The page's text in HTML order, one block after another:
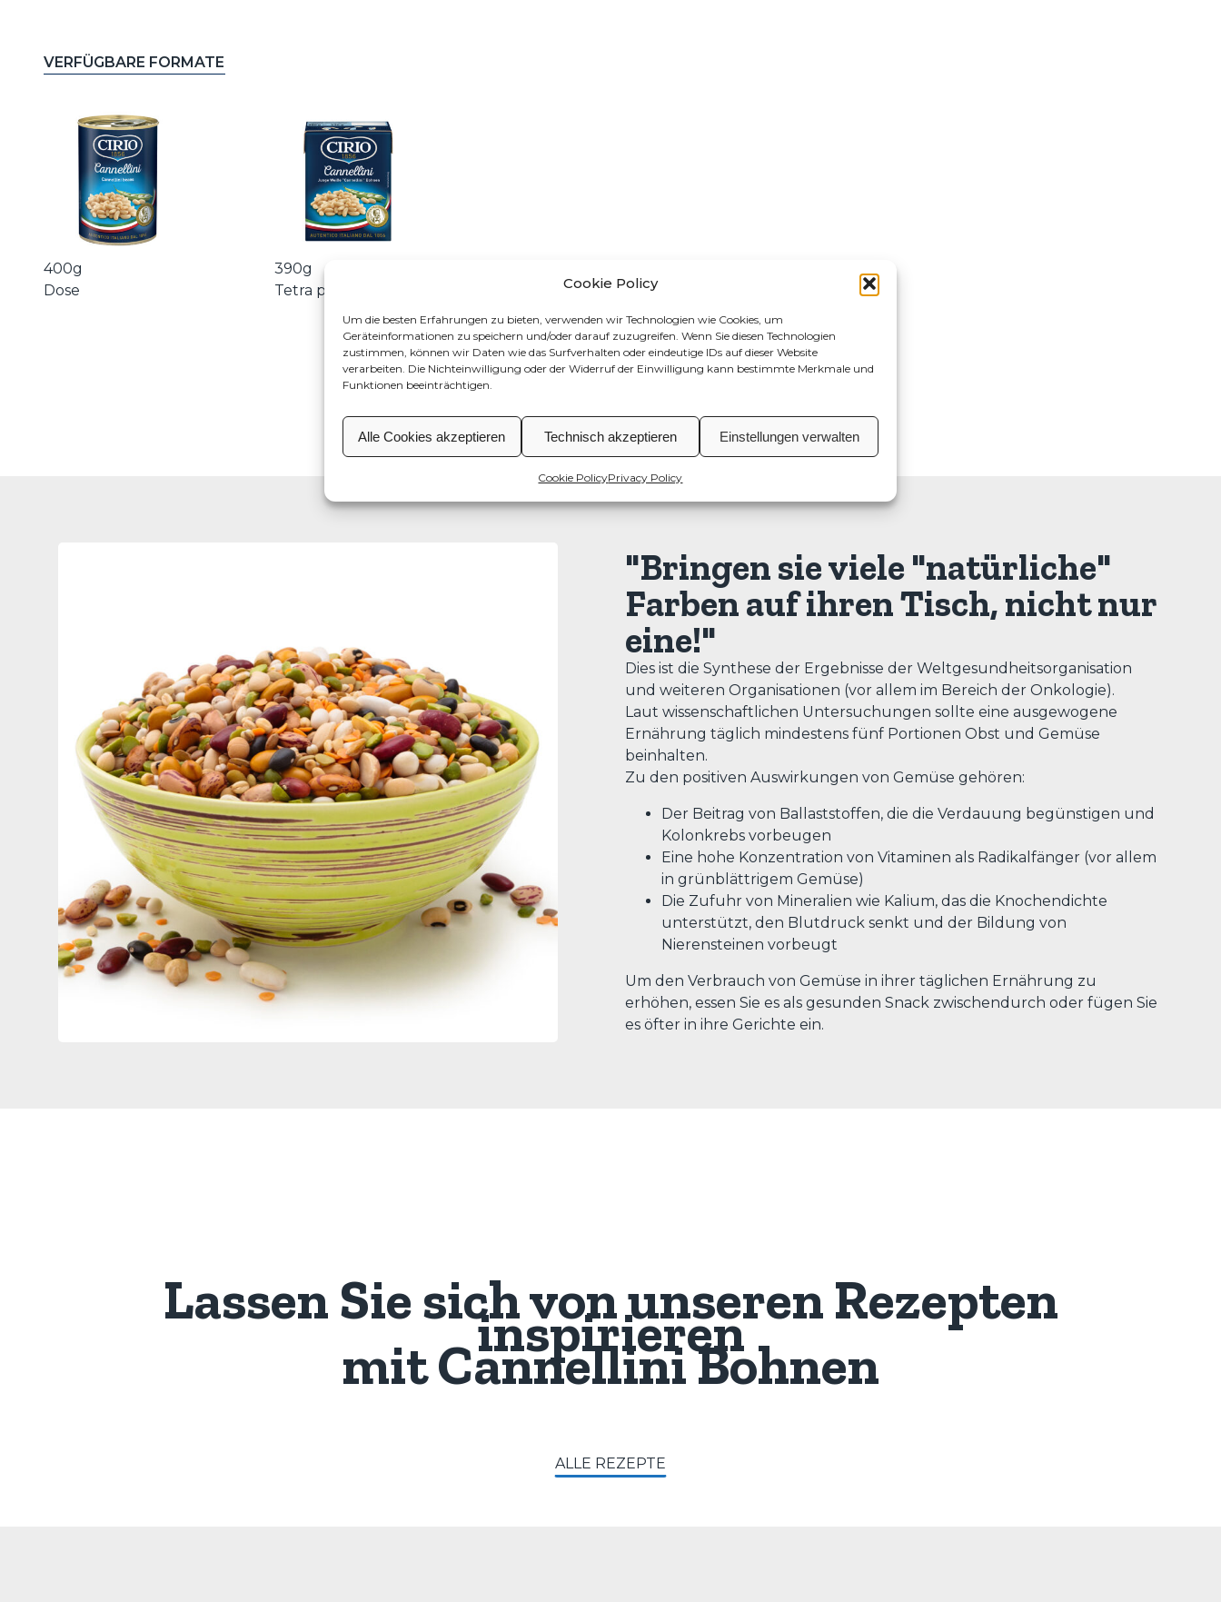
Cookie Policy
Um die besten Erfahrungen zu bieten, verwenden wir Technologien wie Cookies, um
Geräteinformationen zu speichern und/oder darauf zuzugreifen. Wenn Sie diesen Technologien
zustimmen, können wir Daten wie das Surfverhalten oder eindeutige IDs auf dieser Website
verarbeiten. Die Nichteinwilligung oder der Widerruf der Einwilligung kann bestimmte Merkmale und
Funktionen beeinträchtigen.
Alle Cookies akzeptieren Technisch akzeptieren Einstellungen verwalten
Cookie PolicyPrivacy Policy
VERFÜGBARE FORMATE
400g
Dose
390g
Tetra pack
"Bringen sie viele "natürliche"
Farben auf ihren Tisch, nicht nur
eine!"
Dies ist die Synthese der Ergebnisse der Weltgesundheitsorganisation
und weiteren Organisationen (vor allem im Bereich der Onkologie).
Laut wissenschaftlichen Untersuchungen sollte eine ausgewogene
Ernährung täglich mindestens fünf Portionen Obst und Gemüse
beinhalten.
Zu den positiven Auswirkungen von Gemüse gehören:
Der Beitrag von Ballaststoffen, die die Verdauung begünstigen und
Kolonkrebs vorbeugen
Eine hohe Konzentration von Vitaminen als Radikalfänger (vor allem
in grünblättrigem Gemüse)
Die Zufuhr von Mineralien wie Kalium, das die Knochendichte
unterstützt, den Blutdruck senkt und der Bildung von
Nierensteinen vorbeugt
Um den Verbrauch von Gemüse in ihrer täglichen Ernährung zu
erhöhen, essen Sie es als gesunden Snack zwischendurch oder fügen Sie
es öfter in ihre Gerichte ein.
Lassen Sie sich von unseren Rezepten
inspirieren
mitCannellini Bohnen
ALLE REZEPTE